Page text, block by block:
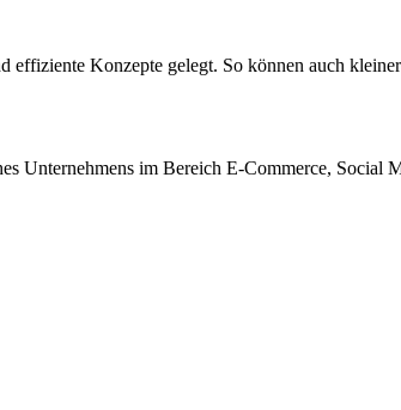
Konzepte gelegt. So können auch
Unternehmens im Bereich E-Commerce, Social